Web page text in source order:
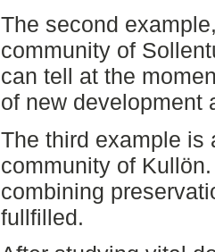
The second
community of
can tell at the
of new development
The third example is
community of
combining
fullfilled.